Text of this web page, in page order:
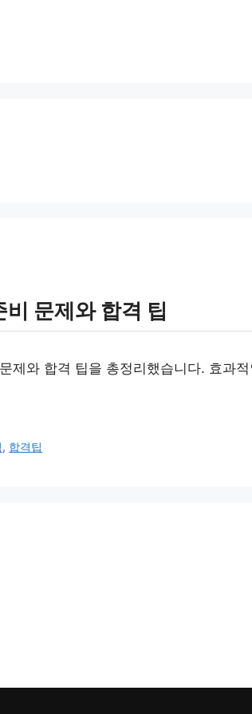
문제와 합격 팁
제와 합격 팁을 총정리했습니다. 효과
, 합격팁